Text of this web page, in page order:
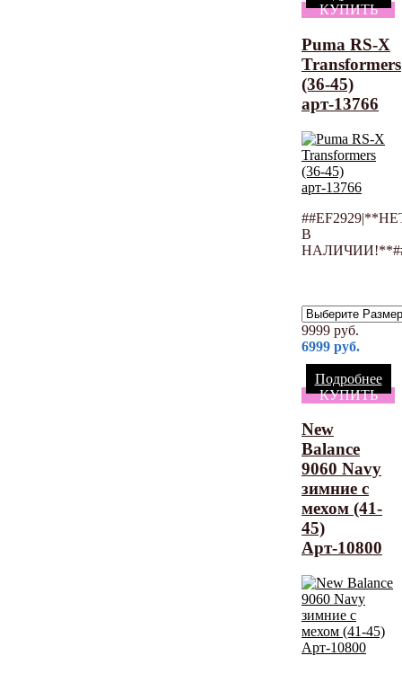
КУПИТЬ
Puma RS-X
Transformers
(36-45)
арт-13766
В
9999 руб.
6999 руб.
Подробнее
КУПИТЬ
New
Balance
9060 Navy
зимние с
мехом (41-
45)
Арт-10800